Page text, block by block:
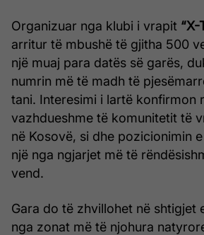
Organizuar nga klubi i vrapit “X-
arritur të mbushë të gjitha 500
një muaj para datës së garës,
numrin më të madh të
tani. Interesimi i lartë konfirmon
vazhdueshme të komunitetit të
në Kosovë, si dhe pozicionimin
një nga ngjarjet më të
vend.
Gara do të zhvillohet në shtigjet
nga zonat më të njohura